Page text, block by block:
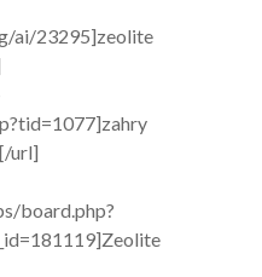
ai/23295]zeolite
url]
board.php?